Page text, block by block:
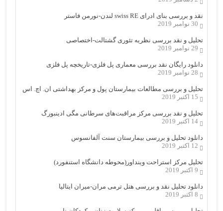
نقد و بررسی بنای ادرای swiss RE لندن-نورمن فاستر
30 نوامبر 2019
تحلیل و نقد بررسی نظریه تئوری گشتالت-اختصاصی
29 نوامبر 2019
دانلود رایگان نقد بررسی معماری پل فلزی-تاریخچه پل فلزی
28 نوامبر 2019
تحلیل و بررسی مطالعات بیمارستان پول و مرکز بهداشتی ان. اچ. اس
15 اکتبر 2019
تحلیل و نقد بررسی مرکز مراقبت‌های سرطانی مگی ادینبورگ
14 اکتبر 2019
دانلود تحلیل و بررسی بیمارستان سنت آلفانسوس
12 اکتبر 2019
تحلیل مرکز استراحت وینداور(محوطه دانشگاه استنفورد)
9 اکتبر 2019
دانلود تحلیل نقد و بررسی هتل ترمی مران-میران ایتالیا
8 اکتبر 2019